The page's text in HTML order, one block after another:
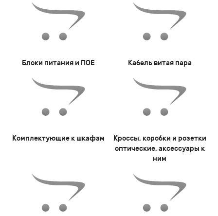
Блоки питания и ПОЕ Кабель витая пара
Комплектующие к шкафам
Кроссы, коробки и розетки
оптические, аксессуары к
ним